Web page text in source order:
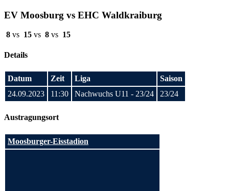
EV Moosburg vs EHC Waldkraiburg
8 vs 15 vs 8 vs 15
Details
Datum Zeit Liga
Saison
24.09.2023
11:30 Nachwuchs U11 - 23/24 23/24
Austragungsort
Moosburger-Eisstadion